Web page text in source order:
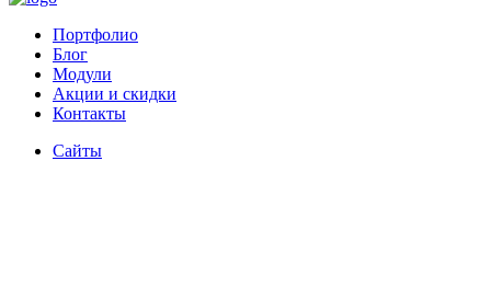
Портфолио
Блог
Модули
Акции и скидки
Контакты
Сайты